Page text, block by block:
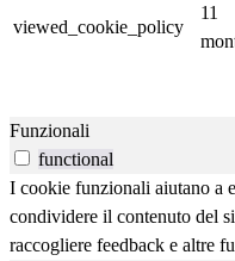
viewed_cookie_policy
11
Funzionali
functional
I cookie funzionali aiutano a
condividere il contenuto del
raccogliere feedback e altre